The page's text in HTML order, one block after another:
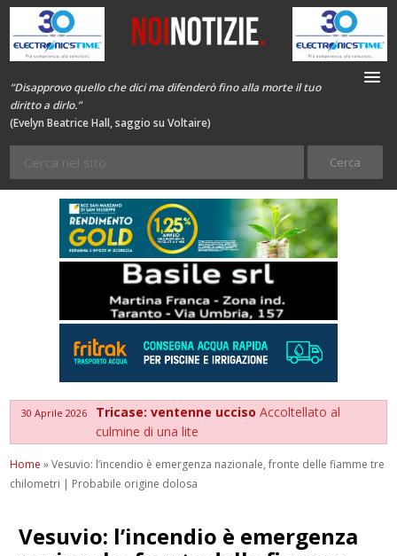
“Disapprovo quello che dici ma difenderò fino alla morte il tuo
diritto a dirlo.”
(Evelyn Beatrice Hall, saggio su Voltaire)
30 Aprile 2026 Tricase: ventenne uccisoAccoltellato al
culmine di una lite
Home »Vesuvio: l’incendio è emergenza nazionale, fronte delle fiamme tre
chilometri | Probabile origine dolosa
Vesuvio: l’incendio è emergenza